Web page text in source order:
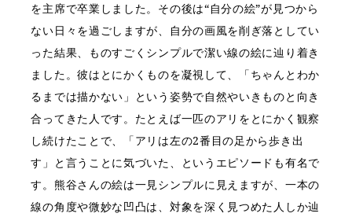
を主席で卒業しました。その後は“自分の絵”が見つから
ない日々を過ごしますが、自分の画風を削ぎ落としてい
った結果、ものすごくシンプルで潔い線の絵に辿り着き
ました。彼はとにかくものを凝視して、「ちゃんとわか
るまでは描かない」という姿勢で自然やいきものと向き
合ってきた人です。たとえば一匹のアリをとにかく観察
し続けたことで、「アリは左の2番目の足から歩き出
す」と言うことに気づいた、というエピソードも有名で
す。熊谷さんの絵は一見シンプルに見えますが、一本の
線の角度や微妙な凹凸は、対象を深く見つめた人しか辿